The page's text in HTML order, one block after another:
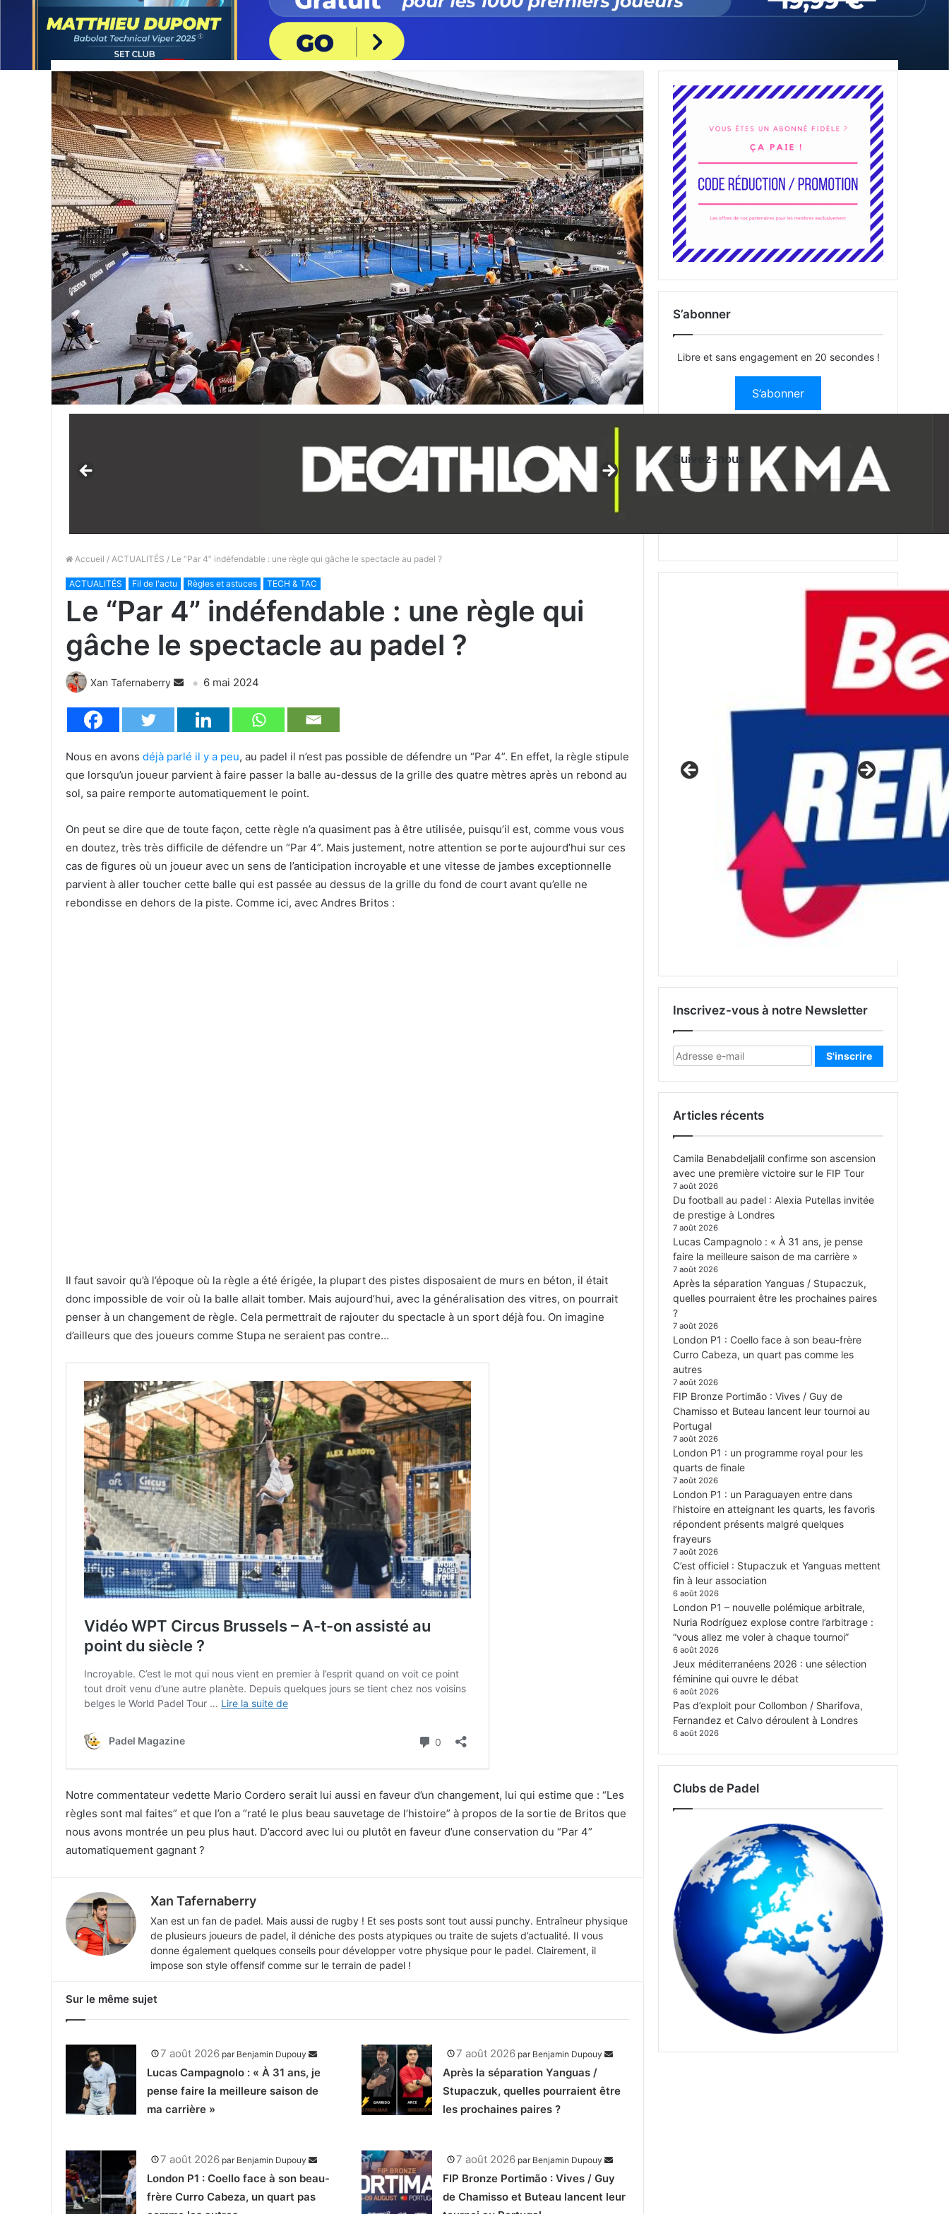
Accueil / ACTUALITÉS / Le “Par 4” indéfendable : une règle qui gâche le spectacle au padel ?
ACTUALITÉS Fil de l'actu Règles et astuces TECH & TAC
Le “Par 4” indéfendable : une règle qui
gâche le spectacle au padel ?
Xan Tafernaberry 6 mai 2024
Nous en avons déjà parlé il y a peu, au padel il n’est pas possible de défendre un “Par 4”. En effet, la règle stipule
que lorsqu’un joueur parvient à faire passer la balle au-dessus de la grille des quatre mètres après un rebond au
sol, sa paire remporte automatiquement le point.
On peut se dire que de toute façon, cette règle n’a quasiment pas à être utilisée, puisqu’il est, comme vous vous
en doutez, très très difficile de défendre un “Par 4”. Mais justement, notre attention se porte aujourd’hui sur ces
cas de figures où un joueur avec un sens de l’anticipation incroyable et une vitesse de jambes exceptionnelle
parvient à aller toucher cette balle qui est passée au dessus de la grille du fond de court avant qu’elle ne
rebondisse en dehors de la piste. Comme ici, avec Andres Britos :
Il faut savoir qu’à l’époque où la règle a été érigée, la plupart des pistes disposaient de murs en béton, il était
donc impossible de voir où la balle allait tomber. Mais aujourd’hui, avec la généralisation des vitres, on pourrait
penser à un changement de règle. Cela permettrait de rajouter du spectacle à un sport déjà fou. On imagine
d’ailleurs que des joueurs comme Stupa ne seraient pas contre…
Notre commentateur vedette Mario Cordero serait lui aussi en faveur d’un changement, lui qui estime que : “Les
règles sont mal faites” et que l’on a “raté le plus beau sauvetage de l’histoire” à propos de la sortie de Britos que
nous avons montrée un peu plus haut. D’accord avec lui ou plutôt en faveur d’une conservation du “Par 4”
automatiquement gagnant ?
Xan Tafernaberry
Xan est un fan de padel. Mais aussi de rugby ! Et ses posts sont tout aussi punchy. Entraîneur physique
de plusieurs joueurs de padel, il déniche des posts atypiques ou traite de sujets d’actualité. Il vous
donne également quelques conseils pour développer votre physique pour le padel. Clairement, il
impose son style offensif comme sur le terrain de padel !
Sur le même sujet
7 août 2026 par Benjamin Dupouy
Lucas Campagnolo : « À 31 ans, je
pense faire la meilleure saison de
ma carrière »
7 août 2026 par Benjamin Dupouy
Après la séparation Yanguas /
Stupaczuk, quelles pourraient être
les prochaines paires ?
7 août 2026 par Benjamin Dupouy
London P1 : Coello face à son beau-
frère Curro Cabeza, un quart pas
7 août 2026 par Benjamin Dupouy
FIP Bronze Portimão : Vives / Guy
de Chamisso et Buteau lancent leur
S’abonner
Libre et sans engagement en 20 secondes !
S’abonner
Suivez-nous
Inscrivez-vous à notre Newsletter
Articles récents
Camila Benabdeljalil confirme son ascension
avec une première victoire sur le FIP Tour
7 août 2026
Du football au padel : Alexia Putellas invitée
de prestige à Londres
7 août 2026
Lucas Campagnolo : « À 31 ans, je pense
faire la meilleure saison de ma carrière »
7 août 2026
Après la séparation Yanguas / Stupaczuk,
quelles pourraient être les prochaines paires
?
7 août 2026
London P1 : Coello face à son beau-frère
Curro Cabeza, un quart pas comme les
autres
7 août 2026
FIP Bronze Portimão : Vives / Guy de
Chamisso et Buteau lancent leur tournoi au
Portugal
7 août 2026
London P1 : un programme royal pour les
quarts de finale
7 août 2026
London P1 : un Paraguayen entre dans
l’histoire en atteignant les quarts, les favoris
répondent présents malgré quelques
frayeurs
7 août 2026
C’est officiel : Stupaczuk et Yanguas mettent
fin à leur association
6 août 2026
London P1 – nouvelle polémique arbitrale,
Nuria Rodríguez explose contre l’arbitrage :
“vous allez me voler à chaque tournoi”
6 août 2026
Jeux méditerranéens 2026 : une sélection
féminine qui ouvre le débat
6 août 2026
Pas d’exploit pour Collombon / Sharifova,
Fernandez et Calvo déroulent à Londres
6 août 2026
Clubs de Padel